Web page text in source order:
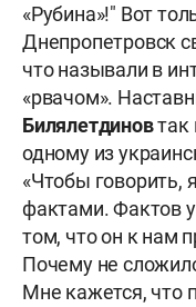
«Рубина»!" Вот
Днепропетровск
что называли в
«рвачом».
Билялетдиновтак
одному из
«Чтобы говорить,
фактами. Фактов
том, что он к нам
Почему не
Мне кажется, что